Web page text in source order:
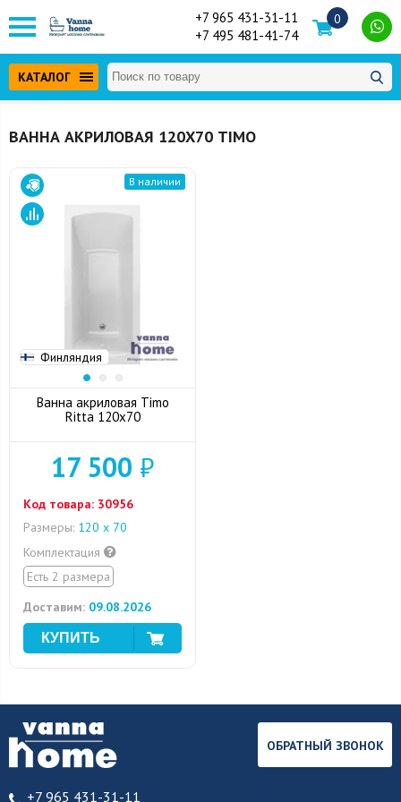
+7 965 431-31-11
+7 495 481-41-74
0
КАТАЛОГ
ВАННА АКРИЛОВАЯ 120Х70 TIMO
Финляндия
В наличии
Ванна акриловая Timo
Ritta 120x70
17 500 ₽
Код товара: 30956
Размеры: 120 х 70
Комплектация
Есть 2 размера
Доставим: 09.08.2026
+7 965 431-31-11
ОБРАТНЫЙ ЗВОНОК